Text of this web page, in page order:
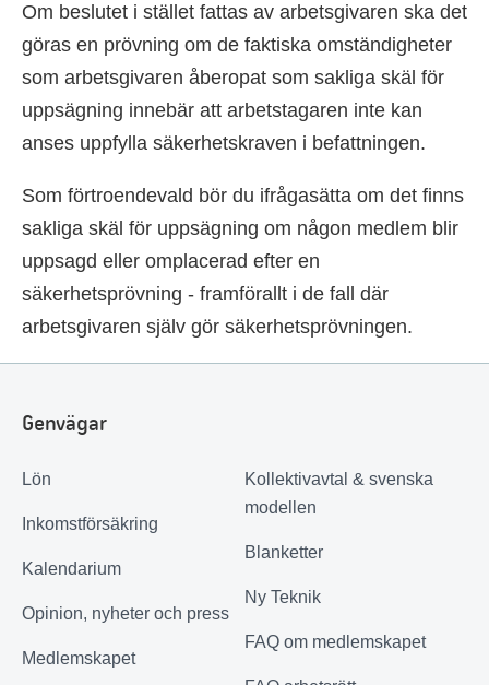
Om beslutet i stället fattas av arbetsgivaren ska det
göras en prövning om de faktiska omständigheter
som arbetsgivaren åberopat som sakliga skäl för
uppsägning innebär att arbetstagaren inte kan
anses uppfylla säkerhetskraven i befattningen.
Som förtroendevald bör du ifrågasätta om det finns
sakliga skäl för uppsägning om någon medlem blir
uppsagd eller omplacerad efter en
säkerhetsprövning - framförallt i de fall där
arbetsgivaren själv gör säkerhetsprövningen.
Genvägar
Lön
Inkomstförsäkring
Kalendarium
Opinion, nyheter och press
Medlemskapet
Kollektivavtal & svenska
modellen
Blanketter
Ny Teknik
FAQ om medlemskapet